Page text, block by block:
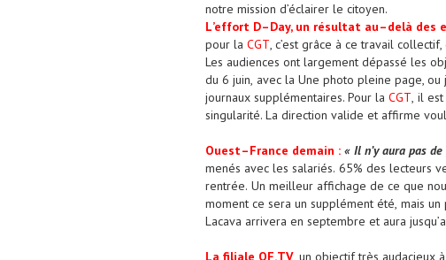
notre mission d’éclairer le citoyen.
L’effort D–Day, un résultat au–delà des
pour la CGT, c’est grâce à ce travail
Les audiences ont largement dépassé les
du 6 juin, avec la Une photo pleine page, ou
journaux supplémentaires. Pour la CGT, il
singularité. La direction valide et affirme
Ouest–France demain : « Il n’y aura pas
menés avec les salariés. 65% des lecteurs
rentrée. Un meilleur affichage de ce que
moment ce sera un supplément été, mais
Lacava arrivera en septembre et aura jusqu’
La filiale OF.TV, un objectif très audacieux à